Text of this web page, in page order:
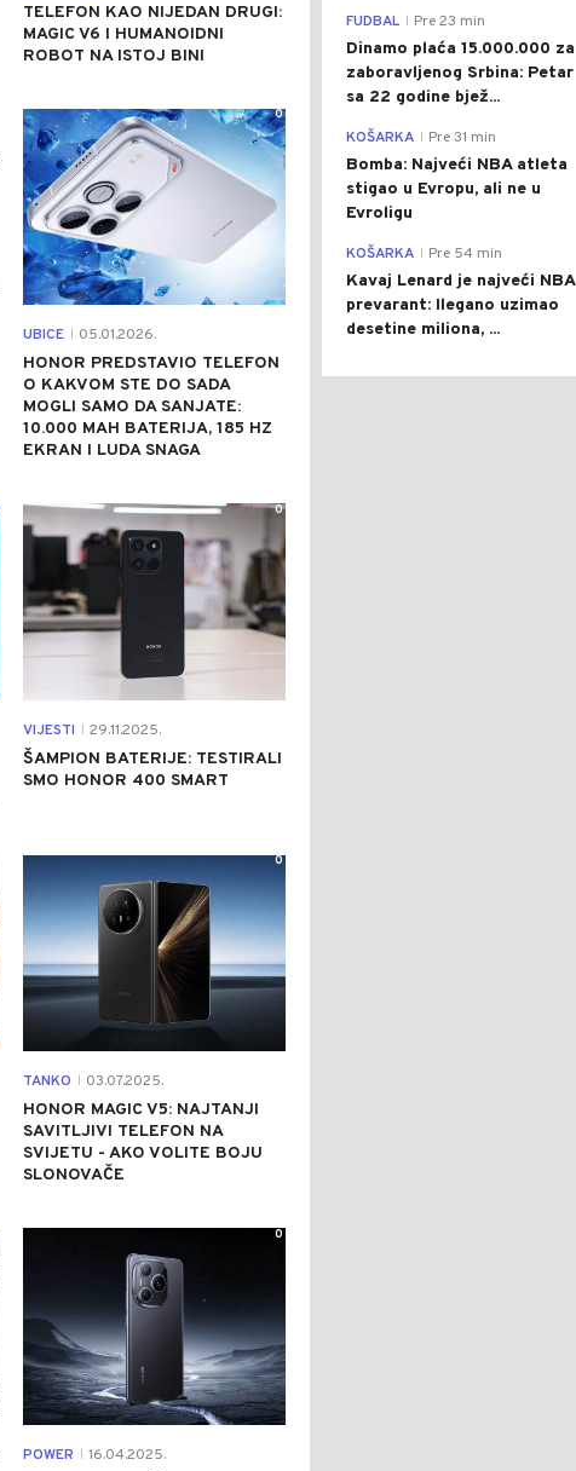
TELEFON KAO NIJEDAN DRUGI:
MAGIC V6 I HUMANOIDNI
ROBOT NA ISTOJ BINI
UBICE 05.01.2026.
HONOR PREDSTAVIO TELEFON
O KAKVOM STE DO SADA
MOGLI SAMO DA SANJATE:
10.000 MAH BATERIJA, 185 HZ
EKRAN I LUDA SNAGA
0
VIJESTI 29.11.2025.
ŠAMPION BATERIJE: TESTIRALI
SMO HONOR 400 SMART
0
TANKO 03.07.2025.
HONOR MAGIC V5: NAJTANJI
SAVITLJIVI TELEFON NA
SVIJETU - AKO VOLITE BOJU
SLONOVAČE
0
POWER 16.04.2025.
0
FUDBAL Pre 23 min
Dinamo plaća 15.000.000 za
zaboravljenog Srbina: Petar
sa 22 godine bjež...
KOŠARKA Pre 31 min
Bomba: Najveći NBA atleta
stigao u Evropu, ali ne u
Evroligu
KOŠARKA Pre 54 min
Kavaj Lenard je najveći NBA
prevarant: Ilegano uzimao
desetine miliona, ...